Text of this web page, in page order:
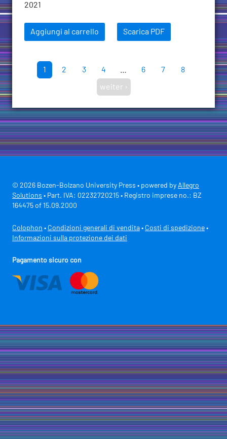
2021
Aggiungi al carrello Scarica PDF
1 2 3 4 6 7 8
weiter ›
© 2026 Bozen-Bolzano University Press • powered by Allegro
Solutions • Part. IVA: 02232720215 • Registro imprese no.: BZ
164475 of 15.09.2000
Colophon • Condizioni generali di vendita • Costi di spedizione •
Informazioni sulla protezione dei dati
Pagamento sicuro con